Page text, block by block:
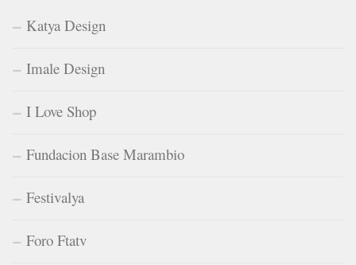
Katya Design
Imale Design
I Love Shop
Fundacion Base Marambio
Festivalya
Foro Ftatv